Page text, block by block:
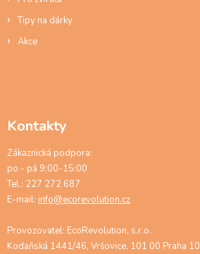
Tipy na dárky
Akce
Kontakty
Zákaznická podpora:
po - pá 9:00-15:00
Tel.: 227 272 687
E-mail: info@ecorevolution.cz
Provozovatel: EcoRevolution, s.r.o.
Kodaňská 1441/46, Vršovice, 101 00 Praha 10